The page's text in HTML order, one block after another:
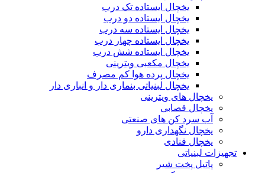
یخچال ایستاده تک درب
یخچال ایستاده دو درب
یخچال ایستاده سه درب
یخچال ایستاده چهار درب
یخچال ایستاده شش درب
یخچال مکعبی ویترینی
یخچال پرده هوا کم مصرف
یخچال لبنیاتی بنماری دار و انباری دار
یخچال های ویترینی
یخچال قصابی
آب سرد کن های صنعتی
یخچال نگهداری دارو
یخچال قنادی
تجهیزات لبنیاتی
پاتیل پخت شیر